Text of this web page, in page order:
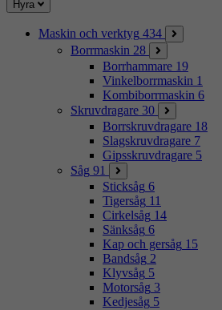
sidor
Hyra
Maskin och verktyg 434
Borrmaskin 28
Borrhammare 19
Vinkelborrmaskin 1
Kombiborrmaskin 6
Skruvdragare 30
Borrskruvdragare 18
Slagskruvdragare 7
Gipsskruvdragare 5
Såg 91
Sticksåg 6
Tigersåg 11
Cirkelsåg 14
Sänksåg 6
Kap och gersåg 15
Bandsåg 2
Klyvsåg 5
Motorsåg 3
Kedjesåg 5